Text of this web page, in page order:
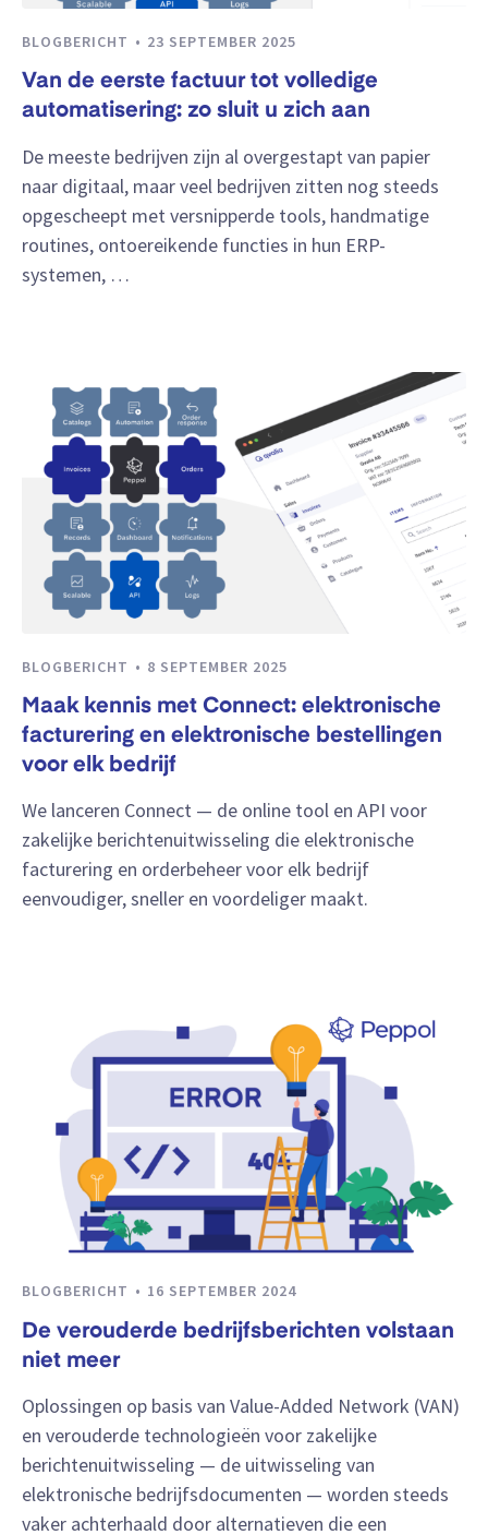
BLOGBERICHT 23 SEPTEMBER 2025
Van de eerste factuur tot volledige
automatisering: zo sluit u zich aan
De meeste bedrijven zijn al overgestapt van papier
naar digitaal, maar veel bedrijven zitten nog steeds
opgescheept met versnipperde tools, handmatige
routines, ontoereikende functies in hun ERP-
systemen, …
BLOGBERICHT 8 SEPTEMBER 2025
Maak kennis met Connect: elektronische
facturering en elektronische bestellingen
voor elk bedrijf
We lanceren Connect — de online tool en API voor
zakelijke berichtenuitwisseling die elektronische
facturering en orderbeheer voor elk bedrijf
eenvoudiger, sneller en voordeliger maakt.
BLOGBERICHT 16 SEPTEMBER 2024
De verouderde bedrijfsberichten volstaan
niet meer
Oplossingen op basis van Value-Added Network (VAN)
en verouderde technologieën voor zakelijke
berichtenuitwisseling — de uitwisseling van
elektronische bedrijfsdocumenten — worden steeds
vaker achterhaald door alternatieven die een